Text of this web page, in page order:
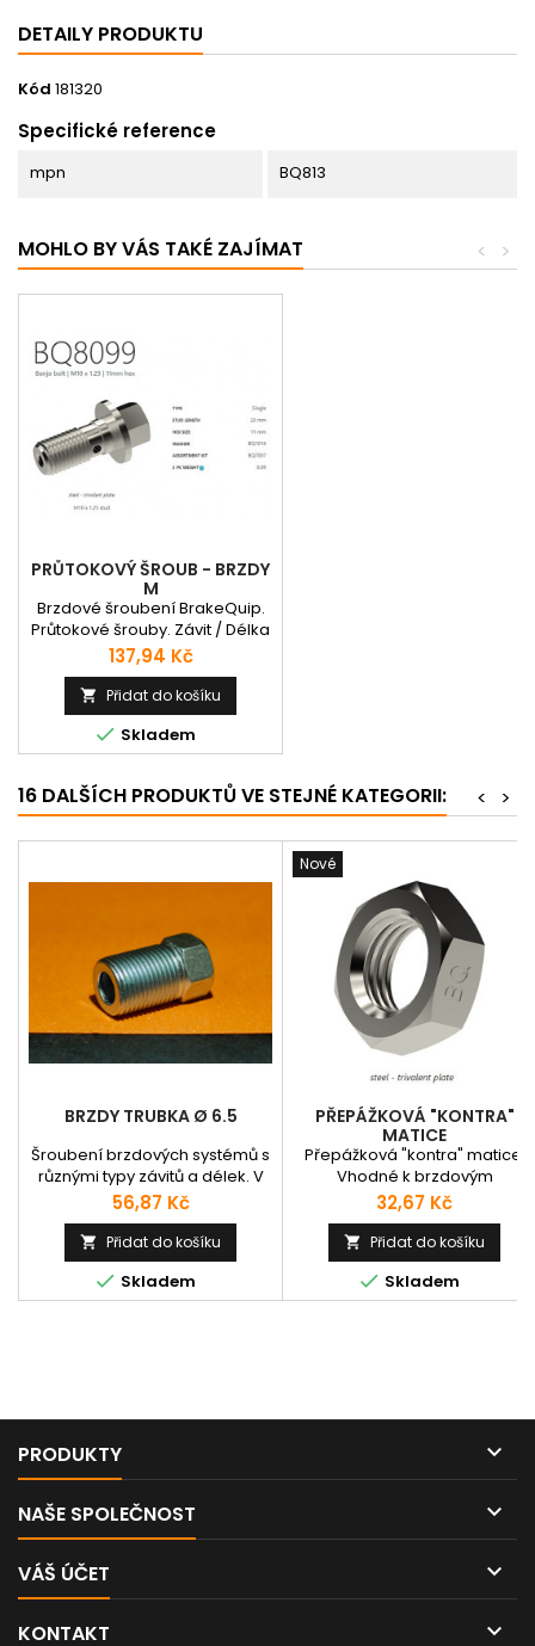
DETAILY PRODUKTU
Kód 181320
Specifické reference
mpn BQ813
MOHLO BY VÁS TAKÉ ZAJÍMAT >
<
PRŮTOKOVÝ ŠROUB - BRZDY
M
Brzdové šroubení BrakeQuip.
Průtokové šrouby. Závit / Délka
šroubu.
Cena
137,94 Kč
 Přidat do košíku
 Skladem
16 DALŠÍCH PRODUKTŮ VE STEJNÉ KATEGORII: >
<
BRZDY TRUBKA Ø 6.5
Šroubení brzdových systémů s
různými typy závitů a délek. V
tabulce najdete potřebné
rozměrové informace. V
případě, že Vámi požadovaný
typ není dostupný, kontaktujte
nás prosím emailem nebo
telefonicky.
Cena
56,87 Kč
 Přidat do košíku
 Skladem
Nové
PŘEPÁŽKOVÁ "KONTRA"
MATICE
Přepážková "kontra" matice.
Vhodné k brzdovým
koncovkám.
Cena
32,67 Kč
 Přidat do košíku
 Skladem
PRODUKTY 
NAŠE SPOLEČNOST 
VÁŠ ÚČET 
KONTAKT 